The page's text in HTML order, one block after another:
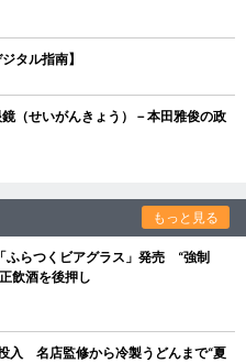
タル指南】
（せいがんきょう）－本田雅俊の政
もっと見る
ふらつくビアグラス」発売 “強制
飲酒を後押し
入 名店監修から冷製うどんまで“夏